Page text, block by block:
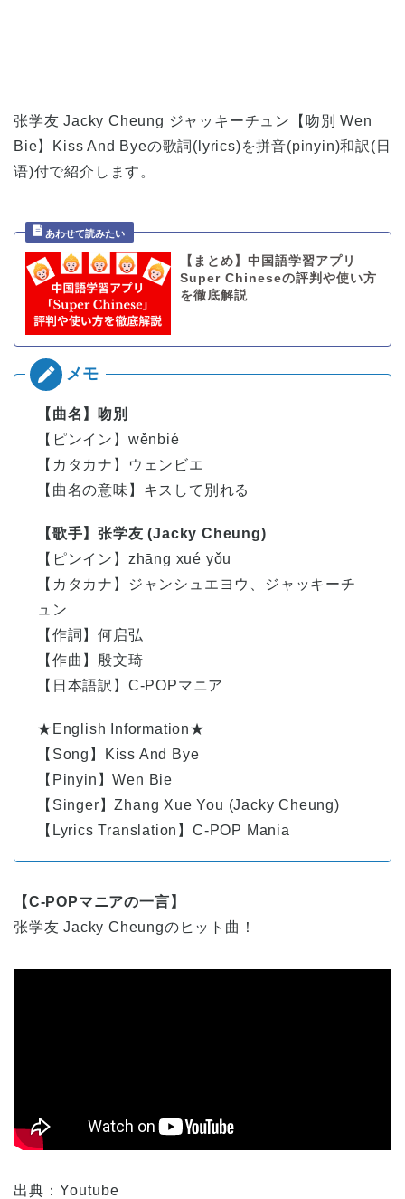
张学友 Jacky Cheung ジャッキーチュン【吻別 Wen
Bie】Kiss And Byeの歌詞(lyrics)を拼音(pinyin)和訳(日
语)付で紹介します。
【まとめ】中国語学習アプリ
Super Chineseの評判や使い方
を徹底解説
【曲名】吻別
【ピンイン】wěnbié
【カタカナ】ウェンビエ
【曲名の意味】キスして別れる
【歌手】张学友 (Jacky Cheung)
【ピンイン】 zhāng xué yǒu
【カタカナ】ジャンシュエヨウ、ジャッキーチ
ュン
【作詞】何启弘
【作曲】殷文琦
【日本語訳】C-POPマニア
★English Information★
【Song】Kiss And Bye
【Pinyin】Wen Bie
【Singer】Zhang Xue You (Jacky Cheung)
【Lyrics Translation】C-POP Mania
【C-POPマニアの一言】
张学友 Jacky Cheungのヒット曲！
出典：Youtube